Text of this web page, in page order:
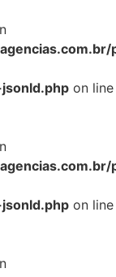
on line
on line